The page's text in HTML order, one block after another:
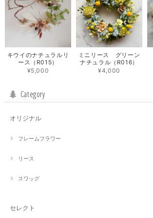
キウイのナチュラルリ
ース（R015）
¥5,000
ミニリース グリーン
ナチュラル（R016）
¥4,000
Category
オリジナル
フレームフラワー
リース
スワッグ
セレクト